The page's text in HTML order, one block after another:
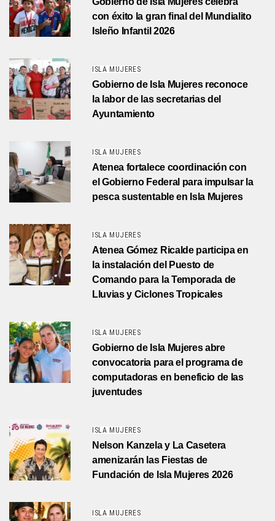
con éxito la gran final del Mundialito
Isleño Infantil 2026
ISLA MUJERES
Gobierno de Isla Mujeres reconoce
la labor de las secretarias del
Ayuntamiento
ISLA MUJERES
Atenea fortalece coordinación con
el Gobierno Federal para impulsar la
pesca sustentable en Isla Mujeres
ISLA MUJERES
Atenea Gómez Ricalde participa en
la instalación del Puesto de
Comando para la Temporada de
Lluvias y Ciclones Tropicales
ISLA MUJERES
Gobierno de Isla Mujeres abre
convocatoria para el programa de
computadoras en beneficio de las
juventudes
ISLA MUJERES
Nelson Kanzela y La Casetera
amenizarán las Fiestas de
Fundación de Isla Mujeres 2026
ISLA MUJERES